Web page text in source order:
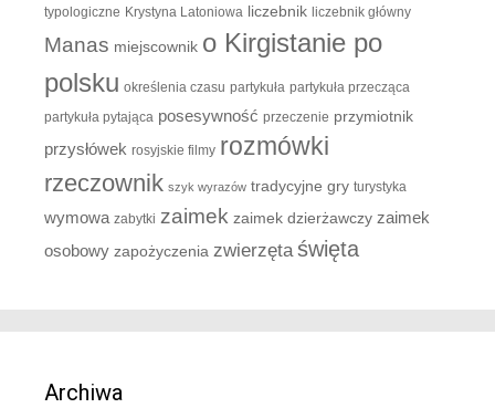
typologiczne Krystyna Latoniowa liczebnik liczebnik główny
Manas miejscownik o Kirgistanie po
polsku określenia czasu partykuła partykuła przecząca
partykuła pytająca posesywność przeczenie przymiotnik
przysłówek rosyjskie filmy rozmówki
rzeczownik szyk wyrazów tradycyjne gry turystyka
wymowa zabytki zaimek zaimek dzierżawczy zaimek
osobowy zapożyczenia zwierzęta święta
Archiwa